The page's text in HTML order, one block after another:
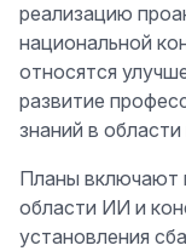
реализацию
национальной
относятся
развитие
знаний в
Планы включают
области ИИ и
установления